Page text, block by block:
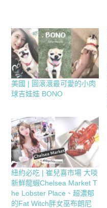
美國 | 圓滾滾最可愛的小肉
球吉娃娃 BONO
紐約必吃 | 崔兒喜市場 大啖
新鮮龍蝦Chelsea Market T
he Lobster Place、超濃郁
的Fat Witch胖女巫布朗尼